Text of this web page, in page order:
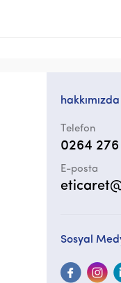
hakkımızda
Telefon
0264
E-posta
Sosyal